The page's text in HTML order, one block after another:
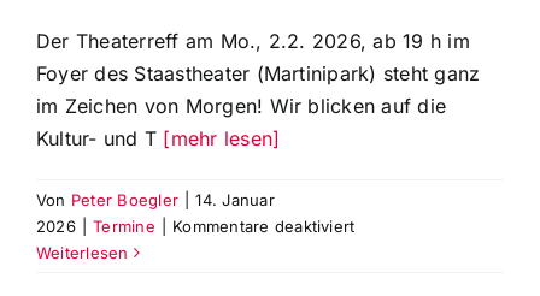
Der Theaterreff am Mo., 2.2. 2026, ab 19 h im
Foyer des Staastheater (Martinipark) steht ganz
im Zeichen von Morgen! Wir blicken auf die
Kultur- und T [mehr lesen]
Von Peter Boegler
14. Januar
2026
Termine Kommentare deaktiviertfür
Weiterlesen